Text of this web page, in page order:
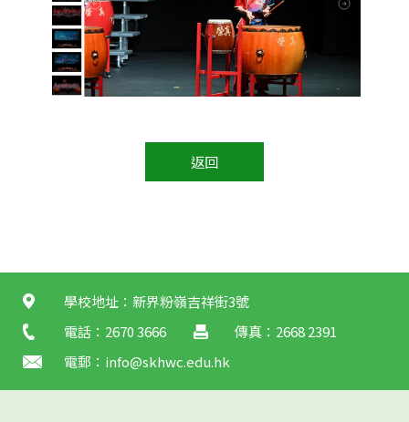
返回
學校地址：新界粉嶺吉祥街3號
電話：2670 3666
傳真：2668 2391
電郵： info@skhwc.edu.hk